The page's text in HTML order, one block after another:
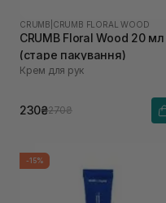
CRUMB CRUMB FLORAL WOOD
CRUMB Floral Wood 20 мл
(старе пакування)
Крем для рук
230₴270₴
-15%